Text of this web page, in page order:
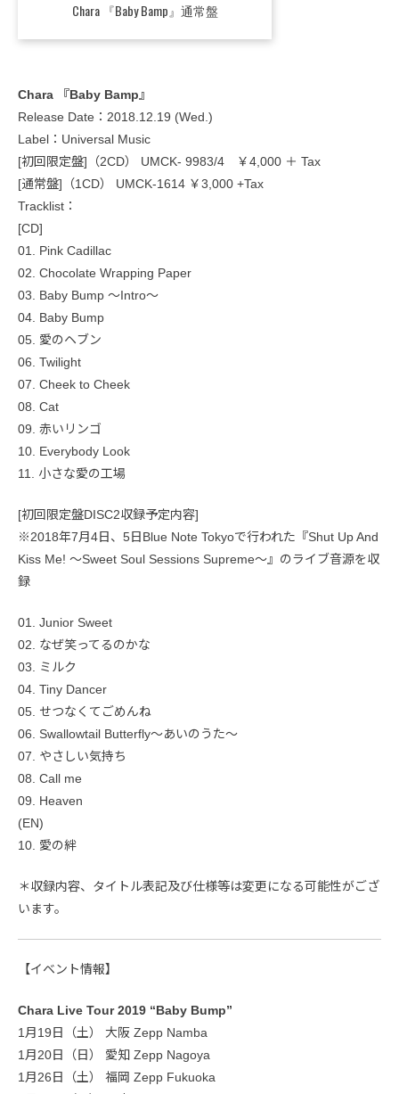
Chara 『Baby Bamp』通常盤
Chara 『Baby Bamp』
Release Date：2018.12.19 (Wed.)
Label：Universal Music
[初回限定盤]（2CD） UMCK- 9983/4 ￥4,000 ＋ Tax
[通常盤]（1CD） UMCK-1614 ￥3,000 +Tax
Tracklist：
[CD]
01. Pink Cadillac
02. Chocolate Wrapping Paper
03. Baby Bump ～Intro～
04. Baby Bump
05. 愛のヘブン
06. Twilight
07. Cheek to Cheek
08. Cat
09. 赤いリンゴ
10. Everybody Look
11. 小さな愛の工場
[初回限定盤DISC2収録予定内容]
※2018年7月4日、5日Blue Note Tokyoで行われた『Shut Up And
Kiss Me! ～Sweet Soul Sessions Supreme～』のライブ音源を収
録
01. Junior Sweet
02. なぜ笑ってるのかな
03. ミルク
04. Tiny Dancer
05. せつなくてごめんね
06. Swallowtail Butterfly～あいのうた～
07. やさしい気持ち
08. Call me
09. Heaven
(EN)
10. 愛の絆
＊収録内容、タイトル表記及び仕様等は変更になる可能性がござ
います。
【イベント情報】
Chara Live Tour 2019 “Baby Bump”
1月19日（土） 大阪 Zepp Namba
1月20日（日） 愛知 Zepp Nagoya
1月26日（土） 福岡 Zepp Fukuoka